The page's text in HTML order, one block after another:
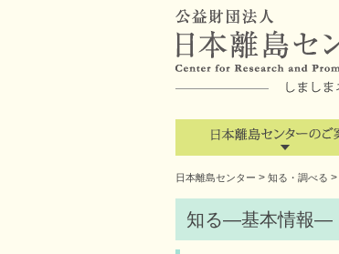
日本離島センター > 知る・調べる >
知る―基本情報―